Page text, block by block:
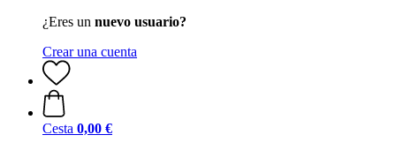
¿Eres un nuevo usuario?
Crear una cuenta
Cesta 0,00 €